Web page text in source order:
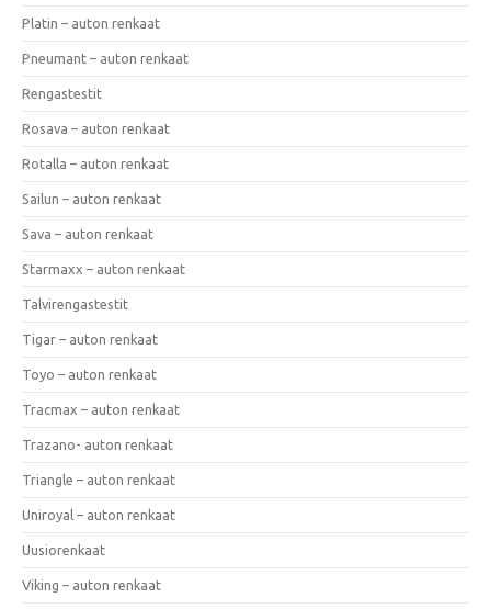
Platin – auton renkaat
Pneumant – auton renkaat
Rengastestit
Rosava – auton renkaat
Rotalla – auton renkaat
Sailun – auton renkaat
Sava – auton renkaat
Starmaxx – auton renkaat
Talvirengastestit
Tigar – auton renkaat
Toyo – auton renkaat
Tracmax – auton renkaat
Trazano- auton renkaat
Triangle – auton renkaat
Uniroyal – auton renkaat
Uusiorenkaat
Viking – auton renkaat